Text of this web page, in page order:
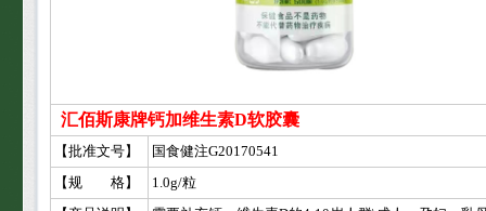
汇佰斯康牌钙加维生素D软胶囊
【批准文号】
国食健注G20170541
【规 格】
1.0g/粒